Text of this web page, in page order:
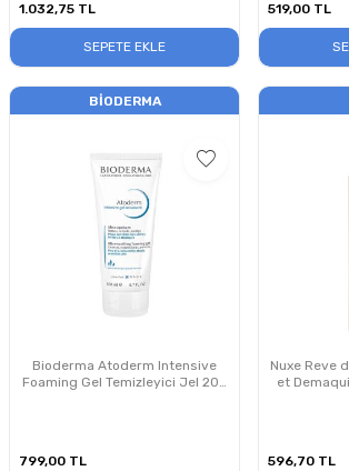
1.032,75 TL
SEPETE EKLE
519,00 TL
BIODERMA
Bioderma Atoderm Intensive
Foaming Gel Temizleyici Jel 200
799,00 TL
Nuxe Reve
et
596,70 TL